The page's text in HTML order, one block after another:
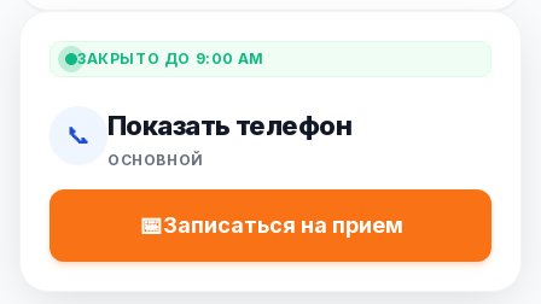
ЗАКРЫТО ДО 9:00 AM
📞 Показать телефон
ОСНОВНОЙ
📅Записаться на прием